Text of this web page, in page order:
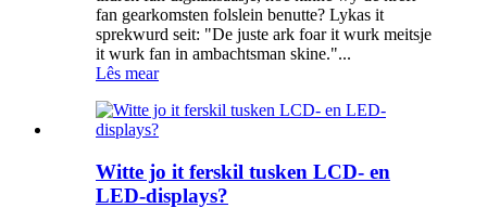
fan gearkomsten folslein benutte? Lykas it
sprekwurd seit: "De juste ark foar it wurk meitsje
it wurk fan in ambachtsman skine."...
Lês mear
Witte jo it ferskil tusken LCD- en
LED-displays?